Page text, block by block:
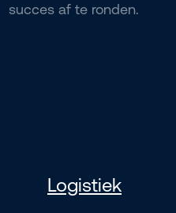
succes af te ronden.
Logistiek